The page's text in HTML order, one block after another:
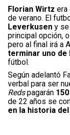
Florian Wirtz era
de verano. El
Leverkusen y se
principal opción, o
pero al final irá a
terminar uno de
fútbol.
Según adelantó
verbal para ser
Redspagarán
de 22 años se
en la historia